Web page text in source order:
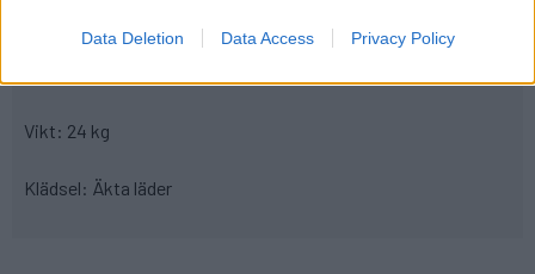
Data Deletion Data Access Privacy Policy
Bredd: 68 cm
Vikt: 24 kg
Klädsel: Äkta läder